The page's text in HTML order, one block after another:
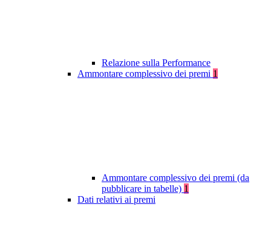
Relazione sulla Performance
Ammontare complessivo dei premi 1
Ammontare complessivo dei premi (da
pubblicare in tabelle) 1
Dati relativi ai premi